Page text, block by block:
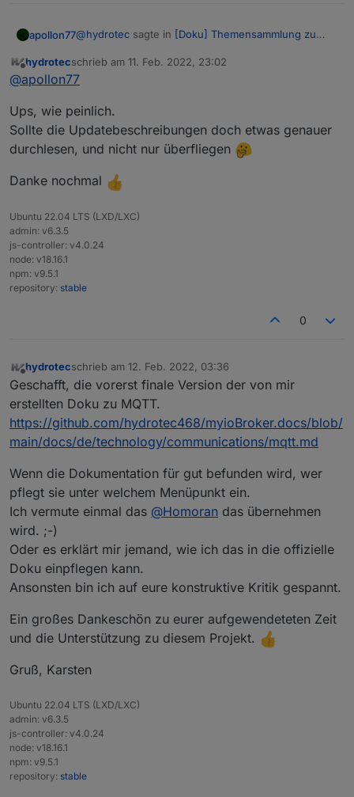
apollon77@hydrotec sagte in [Doku] Themensammlung zu
funktionabel?
Geht seit 5.2.1
Offline
hydrotecschrieb am 11. Feb. 2022, 23:02
zuletzt editiert von
@apollon77
Ups, wie peinlich.
Sollte die Updatebeschreibungen doch etwas genauer
durchlesen, und nicht nur überfliegen
Danke nochmal
Ubuntu 22.04 LTS (LXD/LXC)
admin: v6.3.5
js-controller: v4.0.24
node: v18.16.1
npm: v9.5.1
repository: stable
0
Offline
hydrotecschrieb am 12. Feb. 2022, 03:36
zuletzt editiert von
Geschafft, die vorerst finale Version der von mir
erstellten Doku zu MQTT.
https://github.com/hydrotec468/myioBroker.docs/blob/
main/docs/de/technology/communications/mqtt.md
Wenn die Dokumentation für gut befunden wird, wer
pflegt sie unter welchem Menüpunkt ein.
Ich vermute einmal das @Homoran das übernehmen
wird. ;-)
Oder es erklärt mir jemand, wie ich das in die offizielle
Doku einpflegen kann.
Ansonsten bin ich auf eure konstruktive Kritik gespannt.
Ein großes Dankeschön zu eurer aufgewendeteten Zeit
und die Unterstützung zu diesem Projekt.
Gruß, Karsten
Ubuntu 22.04 LTS (LXD/LXC)
admin: v6.3.5
js-controller: v4.0.24
node: v18.16.1
npm: v9.5.1
repository: stable